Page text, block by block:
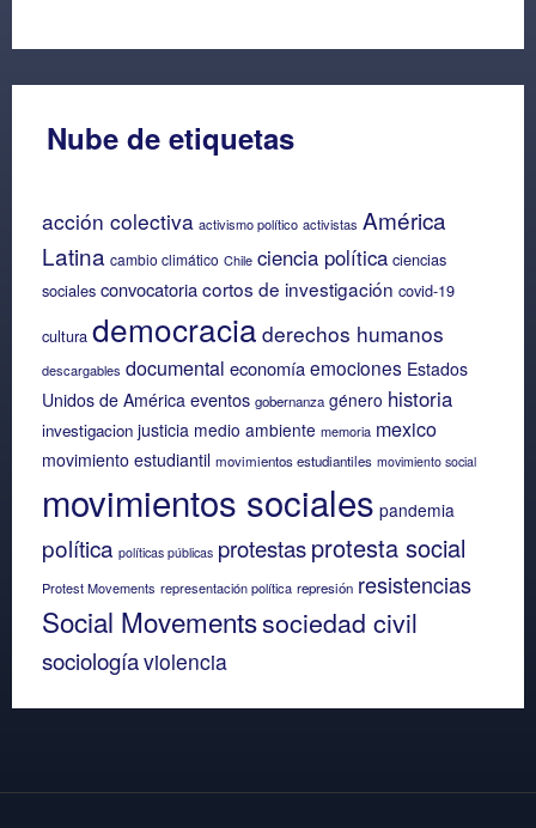
Nube de etiquetas
acción colectiva activismo político activistas América
Latina cambio climático Chile ciencia política ciencias
sociales convocatoriacortos de investigación covid-19
cultura democracia derechos humanos
descargables documental economíaemociones Estados
Unidos de América eventos gobernanza género historia
investigacion justicia medio ambiente memoria mexico
movimiento estudiantil movimientos estudiantiles movimiento social
movimientos sociales pandemia
política políticas públicas protestasprotesta social
Protest Movements representación política represión resistencias
Social Movementssociedad civil
sociologíaviolencia